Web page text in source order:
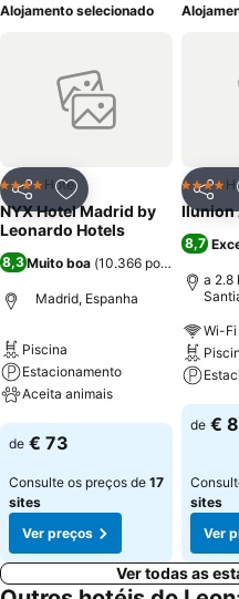
funcionalidades como ar
24 horas, sala para
restaurante e bar, sauna e
almoço em estilo buffet está
serviços cobrados à parte.
Alojamento selecionado
PartilharAdicionar aos
4 EstrelasHotel
NYX Hotel Madrid by
Leonardo Hotels
8,3Muito boa (10.366 pontuações
Madrid, Espanha
Piscina
Estacionamento
Aceita animais
Ver preços
de € 73
Consulte os preços de 17
sites
Ver preços
4
Ilunion
8,7
a 2.8
Wi-
Ver
de €
sites
Ver
Ver todas as